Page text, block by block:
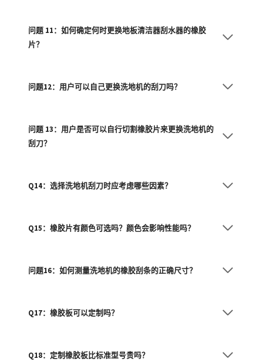
问题 11：如何确定何时更换地板清洁器刮水器的橡胶
片？
问题12：用户可以自己更换洗地机的刮刀吗？
问题 13：用户是否可以自行切割橡胶片来更换洗地机的
刮刀？
Q14：选择洗地机刮刀时应考虑哪些因素？
Q15：橡胶片有颜色可选吗？颜色会影响性能吗？
问题16：如何测量洗地机的橡胶刮条的正确尺寸？
Q17：橡胶板可以定制吗？
Q18：定制橡胶板比标准型号贵吗？